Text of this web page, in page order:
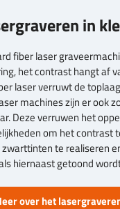
in
fiber laser
het contrast hangt af
laser verruwt de
machines zijn er ook
Deze verruwen het
om het contrast
te realiseren
hiernaast getoond
over het